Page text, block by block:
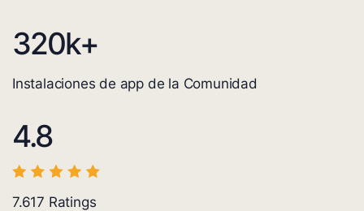
320k+
Instalaciones de app de la Comunidad
4.8
7.617 Ratings